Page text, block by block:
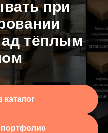
при
тёплым
каталог
портфолио